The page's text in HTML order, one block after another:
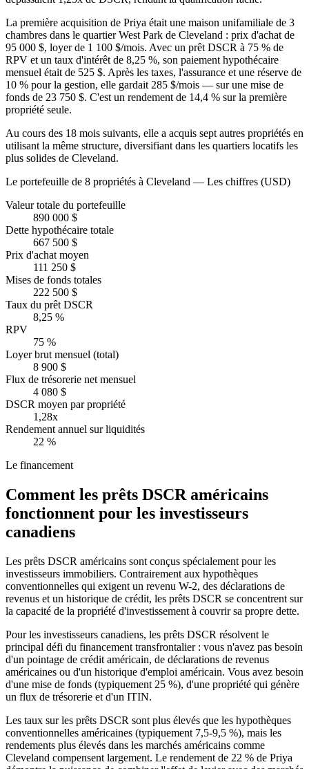
La première acquisition de Priya était une maison unifamiliale de 3
chambres dans le quartier West Park de Cleveland : prix d'achat de
95 000 $, loyer de 1 100 $/mois. Avec un prêt DSCR à 75 % de
RPV et un taux d'intérêt de 8,25 %, son paiement hypothécaire
mensuel était de 525 $. Après les taxes, l'assurance et une réserve de
10 % pour la gestion, elle gardait 285 $/mois — sur une mise de
fonds de 23 750 $. C'est un rendement de 14,4 % sur la première
propriété seule.
Au cours des 18 mois suivants, elle a acquis sept autres propriétés en
utilisant la même structure, diversifiant dans les quartiers locatifs les
plus solides de Cleveland.
Le portefeuille de 8 propriétés à Cleveland — Les chiffres (USD)
Valeur totale du portefeuille
890 000 $
Dette hypothécaire totale
667 500 $
Prix d'achat moyen
111 250 $
Mises de fonds totales
222 500 $
Taux du prêt DSCR
8,25 %
RPV
75 %
Loyer brut mensuel (total)
8 900 $
Flux de trésorerie net mensuel
4 080 $
DSCR moyen par propriété
1,28x
Rendement annuel sur liquidités
22 %
Le financement
Comment les prêts DSCR américains
fonctionnent pour les investisseurs
canadiens
Les prêts DSCR américains sont conçus spécialement pour les
investisseurs immobiliers. Contrairement aux hypothèques
conventionnelles qui exigent un revenu W-2, des déclarations de
revenus et un historique de crédit, les prêts DSCR se concentrent sur
la capacité de la propriété d'investissement à couvrir sa propre dette.
Pour les investisseurs canadiens, les prêts DSCR résolvent le
principal défi du financement transfrontalier : vous n'avez pas besoin
d'un pointage de crédit américain, de déclarations de revenus
américaines ou d'un historique d'emploi américain. Vous avez besoin
d'une mise de fonds (typiquement 25 %), d'une propriété qui génère
un flux de trésorerie et d'un ITIN.
Les taux sur les prêts DSCR sont plus élevés que les hypothèques
conventionnelles américaines (typiquement 7,5-9,5 %), mais les
rendements plus élevés dans les marchés américains comme
Cleveland compensent largement. Le rendement de 22 % de Priya